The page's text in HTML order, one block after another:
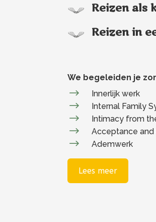
Reizen als
Reizen in
We begeleiden je
$ Innerlijk werk
$ Internal Family
$ Intimacy from
$ Acceptance
$ Ademwerk
Lees meer